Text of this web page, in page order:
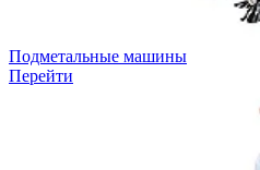
Подметальные машины
Перейти